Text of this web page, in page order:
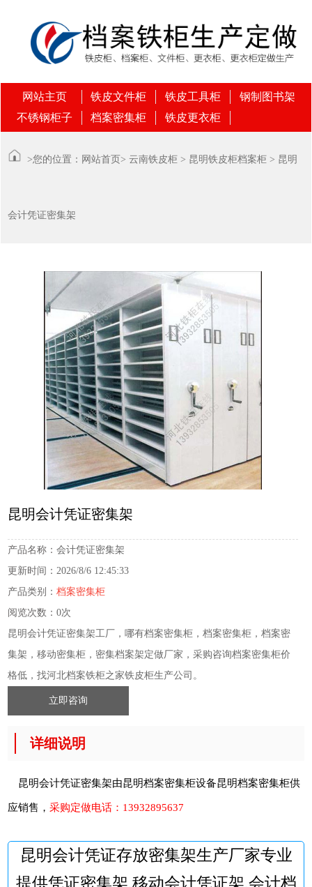
网站主页 铁皮文件柜 铁皮工具柜
钢制图书架
不锈钢柜子
档案密集柜 铁皮更衣柜
>您的位置： 网站首页> 云南铁皮柜 > 昆明铁皮柜档案柜 > 昆明
会计凭证密集架
昆明会计凭证密集架
产品名称： 会计凭证密集架
更新时间： 2026/8/6 12:45:33
产品类别： 档案密集柜
阅览次数： 0次
昆明会计凭证密集架工厂，哪有档案密集柜，档案密集柜，档案密
集架，移动密集柜，密集档案架定做厂家，采购咨询档案密集柜价
格低，找河北档案铁柜之家铁皮柜生产公司。
立即咨询
详细说明
昆明会计凭证密集架由昆明档案密集柜设备昆明档案密集柜供
应销售， 采购定做电话： 13932895637
昆明会计凭证存放密集架生产厂家专业
提供凭证密集架,移动会计凭证架,会计档